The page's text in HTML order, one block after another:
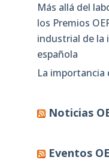
Más allá del
los Premios
industrial de la
española
La importancia
Noticias
Eventos